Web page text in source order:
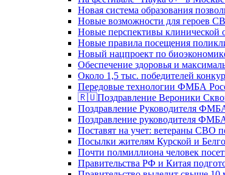
Новая система образования
Новые возможности для героев
Новые перспективы клинической
Новые правила посещения
Новый нацпроект по
Обеспечение здоровья и
Около 1,5 тыс. победителей
Передовые технологии ФМБА
🇷🇺Поздравление Вероники
Поздравление Руководителя
Поздравление руководителя
Поставят на учет: ветераны СВО
Посылки жителям Курской и
Почти полмиллиона человек
Правительства РФ и Китая